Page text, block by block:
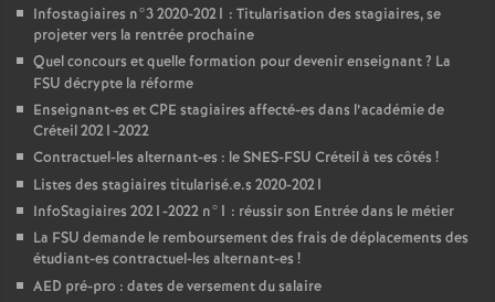
Infostagiaires n°3 2020-2021 : Titularisation des stagiaires, se
projeter vers la rentrée prochaine
Quel concours et quelle formation pour devenir enseignant? La
FSU décrypte la réforme
Enseignant-es etCPE stagiaires affecté-es dans l’académie de
Créteil 2021-2022
Contractuel-les alternant-es : leSNES-FSU Créteil à tes côtés !
Listes des stagiaires titularisé.e.s 2020-2021
InfoStagiaires 2021-2022 n°1 : réussir son Entrée dans le métier
La FSU demande le remboursement des frais de déplacements des
étudiant-es contractuel-les alternant-es !
AED pré-pro : dates de versement du salaire